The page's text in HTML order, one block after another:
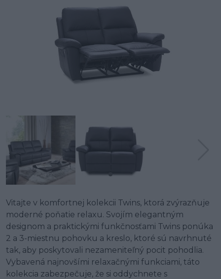
Vitajte v komfortnej kolekcii Twins, ktorá zvýrazňuje
moderné poňatie relaxu. Svojím elegantným
designom a praktickými funkčnosťami Twins ponúka
2 a 3-miestnu pohovku a kreslo, ktoré sú navrhnuté
tak, aby poskytovali nezameniteľný pocit pohodlia.
Vybavená najnovšími relaxačnými funkciami, táto
kolekcia zabezpečuje, že si oddychnete s